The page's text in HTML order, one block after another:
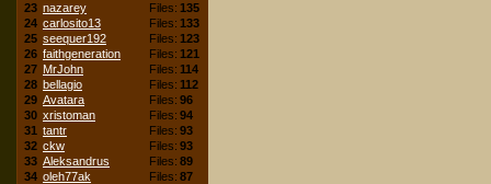
23 nazarey Files: 135
24 carlosito13 Files: 133
25 seequer192 Files: 123
26 faithgeneration Files: 121
27 MrJohn Files: 114
28 bellagio Files: 112
29 Avatara Files: 96
30 xristoman Files: 94
31 tantr Files: 93
32 ckw Files: 93
33 Aleksandrus Files: 89
34 oleh77ak Files: 87